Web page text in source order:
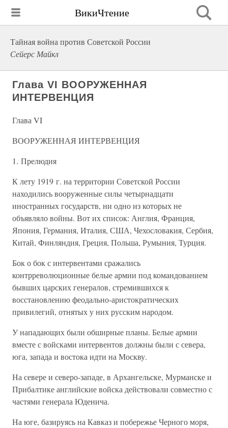
ВикиЧтение
Тайная война против Советской России
Сейерс Майкл
Глава VI ВООРУЖЕННАЯ
ИНТЕРВЕНЦИЯ
Глава VI
ВООРУЖЕННАЯ ИНТЕРВЕНЦИЯ
1. Прелюдия
К лету 1919 г. на территории Советской России
находились вооруженные силы четырнадцати
иностранных государств, ни одно из которых не
объявляло войны. Вот их список: Англия, Франция,
Япония, Германия, Италия, США, Чехословакия, Сербия,
Китай, Финляндия, Греция, Польша, Румыния, Турция.
Бок о бок с интервентами сражались
контрреволюционные белые армии под командованием
бывших царских генералов, стремившихся к
восстановлению феодально-аристократических
привилегий, отнятых у них русским народом.
У нападающих были обширные планы. Белые армии
вместе с войсками интервентов должны были с севера,
юга, запада и востока идти на Москву.
На севере и северо-западе, в Архангельске, Мурманске и
Прибалтике английские войска действовали совместно с
частями генерала Юденича.
На юге, базируясь на Кавказ и побережье Черного моря,